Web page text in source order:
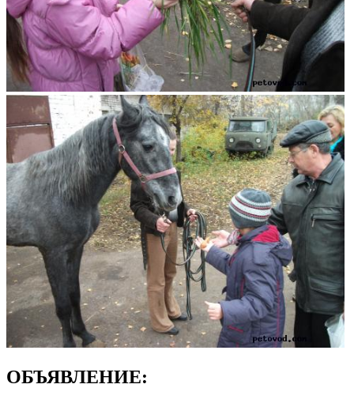
ОБЪЯВЛЕНИЕ: